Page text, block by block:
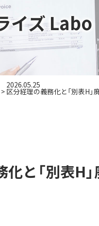
イズ Labo
>
2026.05.25
区分経理の義務化と「別表H」
と「別表H